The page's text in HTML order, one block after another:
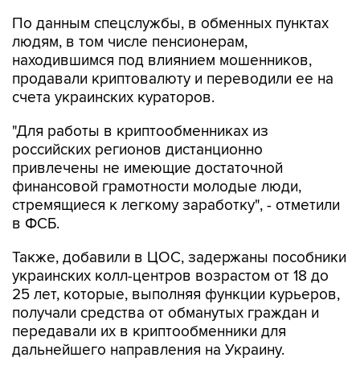
По данным спецслужбы, в обменных пунктах
людям, в том числе пенсионерам,
находившимся под влиянием мошенников,
продавали криптовалюту и переводили ее на
счета украинских кураторов.
"Для работы в криптообменниках из
российских регионов дистанционно
привлечены не имеющие достаточной
финансовой грамотности молодые люди,
стремящиеся к легкому заработку", - отметили
в ФСБ.
Также, добавили в ЦОС, задержаны пособники
украинских колл-центров возрастом от 18 до
25 лет, которые, выполняя функции курьеров,
получали средства от обманутых граждан и
передавали их в криптообменники для
дальнейшего направления на Украину.